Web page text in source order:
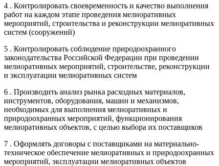
4 . Контролировать своевременность и качество выполнения
работ на каждом этапе проведения мелиоративных
мероприятий, строительства и реконструкции мелиоративных
систем (сооружений)
5 . Контролировать соблюдение природоохранного
законодательства Российской Федерации при проведении
мелиоративных мероприятий, строительстве, реконструкции
и эксплуатации мелиоративных систем
6 . Производить анализ рынка расходных материалов,
инструментов, оборудования, машин и механизмов,
необходимых для выполнения мелиоративных и
природоохранных мероприятий, функционирования
мелиоративных объектов, с целью выбора их поставщиков
7 . Оформлять договоры с поставщиками на материально-
техническое обеспечение мелиоративных и природоохранных
мероприятий, эксплуатации мелиоративных объектов